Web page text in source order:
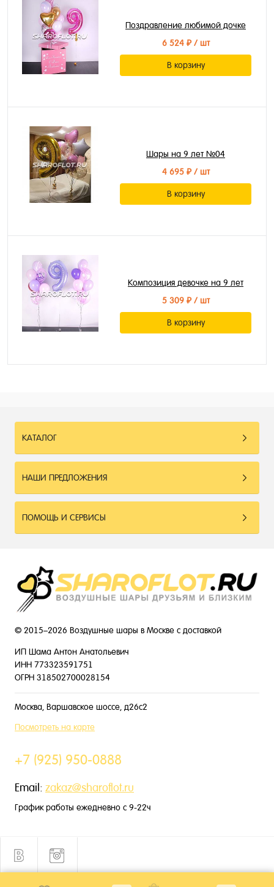
Поздравление любимой дочке
6 524 ₽/ шт
В корзину
Шары на 9 лет №04
4 695 ₽/ шт
В корзину
Композиция девочке на 9 лет
5 309 ₽/ шт
В корзину
КАТАЛОГ
НАШИ ПРЕДЛОЖЕНИЯ
ПОМОЩЬ И СЕРВИСЫ
© 2015–2026 Воздушные шары в Москве с доставкой
ИП Шама Антон Анатольевич
ИНН 773323591751
ОГРН 318502700028154
Москва, Варшавское шоссе, д26с2
Посмотреть на карте
+7 (925) 950-0888
Email: zakaz@sharoflot.ru
График работы ежедневно с 9-22ч